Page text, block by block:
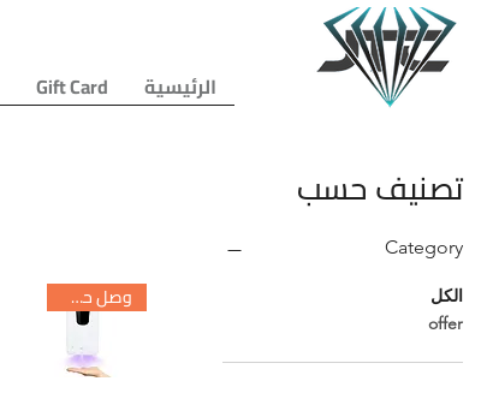
الرئيسية Gift Card
تصنيف حسب
Category
الكل
offer
وصل حديثا